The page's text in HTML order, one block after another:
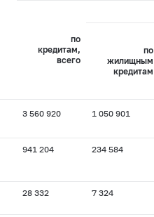
по
кредитам,
всего
по
жилищным
кредитам
3 560 920 1 050 901
941 204 234 584
28 332 7 324